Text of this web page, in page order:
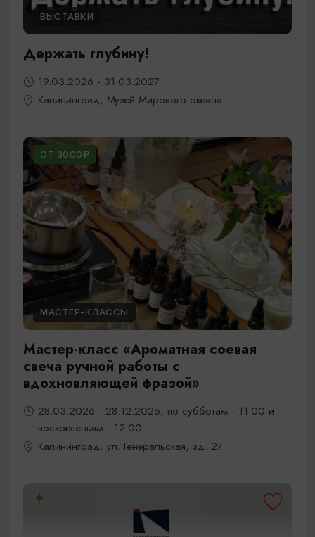
ВЫСТАВКИ
Держать глубину!
19.03.2026 - 31.03.2027
Калининград, Музей Мирового океана
ОТ 3000₽
МАСТЕР-КЛАССЫ
Мастер-класс «Ароматная соевая
свеча ручной работы с
вдохновляющей фразой»
28.03.2026 - 28.12.2026, по субботам - 11:00 и
воскресеньям - 12:00
Калининград, ул. Генеральская, зд. 27